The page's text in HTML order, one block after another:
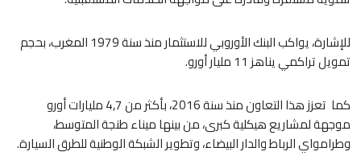
للإشارة، يواكب البنك الأوروبي للاستثمار منذ سنة 1979 المغرب، بحجم
تمويل تراكمي يناهز 11 مليار أورو.
كما تعزز هذا التعاون منذ سنة 2016، بأكثر من 4,7 مليارات أورو
موجهة لمشاريع هيكلية كبرى، من بينها ميناء طنجة المتوسط،
وطرامواي الرباط والدار البيضاء، وتطوير الشبكة الوطنية للطرق السيارة.